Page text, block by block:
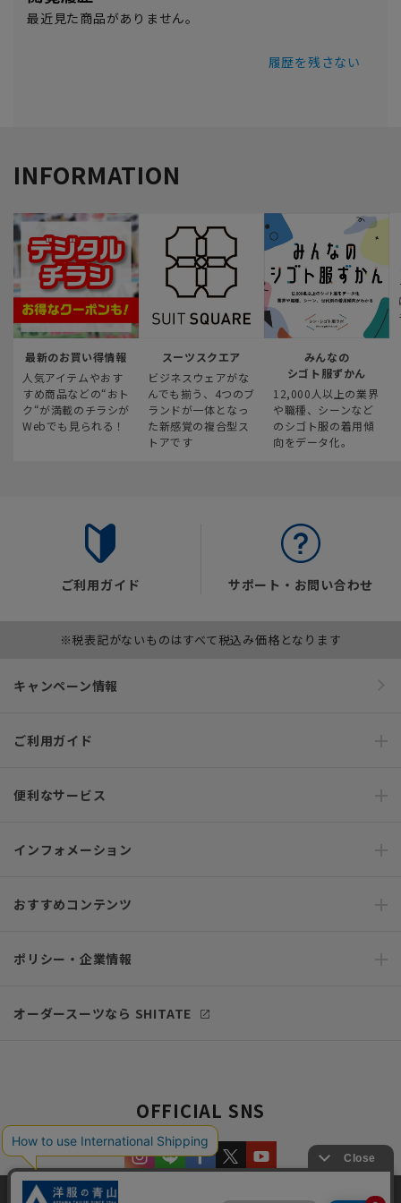
最近見た商品がありません。
履歴を残さない
INFORMATION
最新のお買い得情報
人気アイテムやおす
すめ商品などの“おト
ク“が満載のチラシが
Webでも見られる！
スーツスクエア
ビジネスウェアがな
んでも揃う、4つのブ
ランドが一体となっ
た新感覚の複合型ス
トアです
みんなの
シゴト服ずかん
12,000人以上の業界
や職種、シーンなど
のシゴト服の着用傾
向をデータ化。
ご利用ガイド サポート・お問い合わせ
※税表記がないものはすべて税込み価格となります
キャンペーン情報
ご利用ガイド
便利なサービス
インフォメーション
おすすめコンテンツ
ポリシー・企業情報
オーダースーツなら SHITATE
OFFICIAL SNS